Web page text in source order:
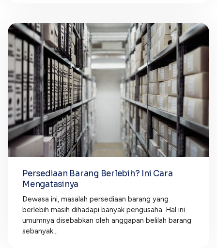
Persediaan Barang Berlebih? Ini Cara
Mengatasinya
Dewasa ini, masalah persediaan barang yang
berlebih masih dihadapi banyak pengusaha. Hal ini
umumnya disebabkan oleh anggapan belilah barang
sebanyak...